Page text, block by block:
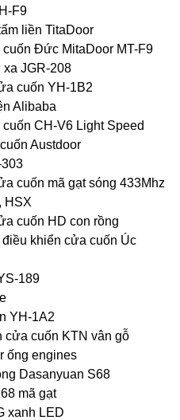
F9
liền TitaDoor
Đức MitaDoor MT-F9
JGR-208
cuốn YH-1B2
Alibaba
CH-V6 Light Speed
Austdoor
cuốn mã gạt sóng 433Mhz
HSX
cuốn HD con rồng
khiển cửa cuốn Úc
189
YH-1A2
cửa cuốn KTN vân gỗ
ống engines
Dasanyuan S68
mã gạt
xanh LED